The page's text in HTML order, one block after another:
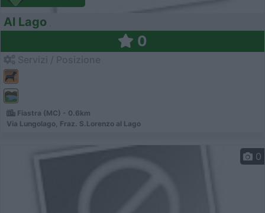
Al Lago
0
Fiastra (MC) - 0.6km
Via Lungolago, Fraz. S.Lorenzo al Lago
0